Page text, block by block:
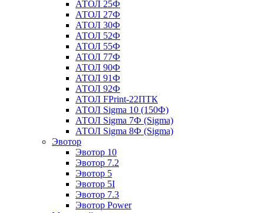
АТОЛ 25Ф
АТОЛ 27Ф
АТОЛ 30Ф
АТОЛ 52Ф
АТОЛ 55Ф
АТОЛ 77Ф
АТОЛ 90Ф
АТОЛ 91Ф
АТОЛ 92Ф
АТОЛ FPrint-22ПТК
АТОЛ Sigma 10 (150Ф)
АТОЛ Sigma 7Ф (Sigma)
АТОЛ Sigma 8Ф (Sigma)
Эвотор
Эвотор 10
Эвотор 7.2
Эвотор 5
Эвотор 5I
Эвотор 7.3
Эвотор Power